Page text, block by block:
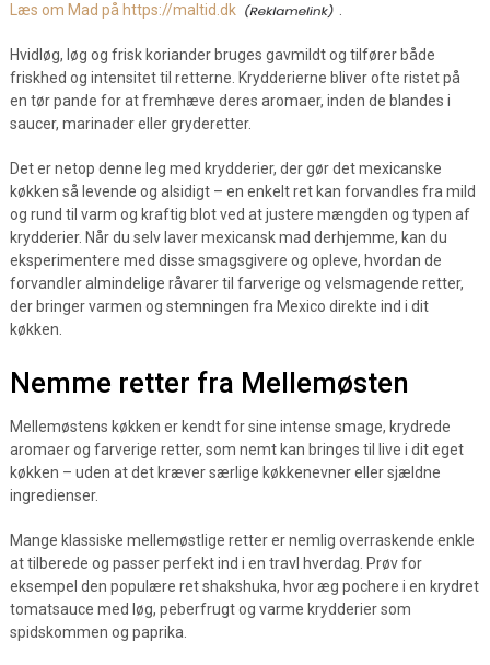
Læs om Mad på https://maltid.dk
Hvidløg, løg og frisk koriander bruges gavmildt og tilfører både
friskhed og intensitet til retterne. Krydderierne bliver ofte ristet på
en tør pande for at fremhæve deres aromaer, inden de blandes i
saucer, marinader eller gryderetter.
Det er netop denne leg med krydderier, der gør det mexicanske
køkken så levende og alsidigt – en enkelt ret kan forvandles fra mild
og rund til varm og kraftig blot ved at justere mængden og typen af
krydderier. Når du selv laver mexicansk mad derhjemme, kan du
eksperimentere med disse smagsgivere og opleve, hvordan de
forvandler almindelige råvarer til farverige og velsmagende retter,
der bringer varmen og stemningen fra Mexico direkte ind i dit
køkken.
Nemme retter fra Mellemøsten
Mellemøstens køkken er kendt for sine intense smage, krydrede
aromaer og farverige retter, som nemt kan bringes til live i dit eget
køkken – uden at det kræver særlige køkkenevner eller sjældne
ingredienser.
Mange klassiske mellemøstlige retter er nemlig overraskende enkle
at tilberede og passer perfekt ind i en travl hverdag. Prøv for
eksempel den populære ret shakshuka, hvor æg pochere i en krydret
tomatsauce med løg, peberfrugt og varme krydderier som
spidskommen og paprika.